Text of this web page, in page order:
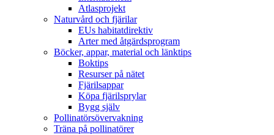
Atlasprojekt
Naturvård och fjärilar
EUs habitatdirektiv
Arter med åtgärdsprogram
Böcker, appar, material och länktips
Boktips
Resurser på nätet
Fjärilsappar
Köpa fjärilsprylar
Bygg själv
Pollinatörsövervakning
Träna på pollinatörer